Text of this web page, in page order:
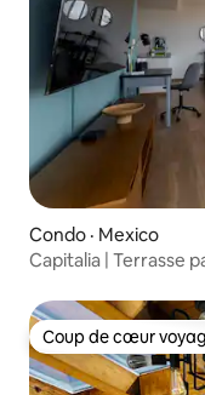
Condo · Mexico
Capitalia | Terrasse
Coup de cœur
Coup de cœur